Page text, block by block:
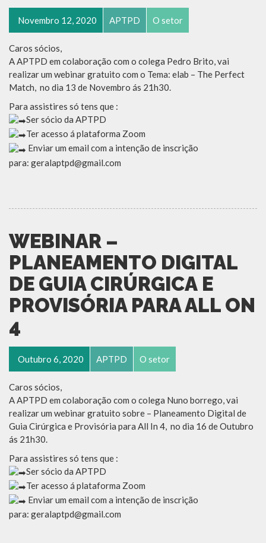
Novembro 12, 2020 APTPD O setor
Caros sócios,
A APTPD em colaboração com o colega Pedro Brito, vai
realizar um webinar gratuito com o Tema: elab – The Perfect
Match, no dia 13 de Novembro ás 21h30.
Para assistires só tens que :
Ser sócio da APTPD
Ter acesso á plataforma Zoom
Enviar um email com a intenção de inscrição
para: geralaptpd@gmail.com
WEBINAR –
PLANEAMENTO DIGITAL
DE GUIA CIRÚRGICA E
PROVISÓRIA PARA ALL ON
4
Outubro 6, 2020 APTPD O setor
Caros sócios,
A APTPD em colaboração com o colega Nuno borrego, vai
realizar um webinar gratuito sobre – Planeamento Digital de
Guia Cirúrgica e Provisória para All In 4, no dia 16 de Outubro
ás 21h30.
Para assistires só tens que :
Ser sócio da APTPD
Ter acesso á plataforma Zoom
Enviar um email com a intenção de inscrição
para: geralaptpd@gmail.com